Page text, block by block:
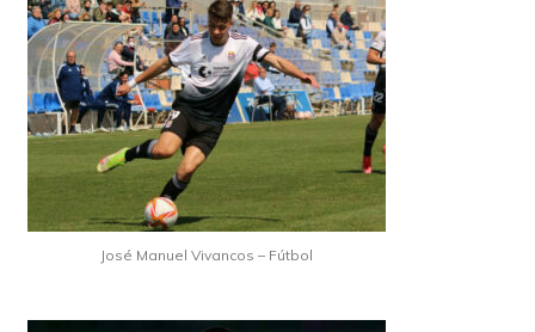
José Manuel Vivancos – Fútbol